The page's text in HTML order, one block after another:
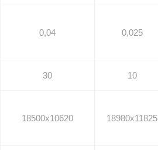
0,04 0,025
30 10
18500x10620 18980x11825